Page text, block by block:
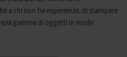
a chi non ha esperienza, di stampare
gamma di oggetti in modo
per essere utilizzata in aziende,